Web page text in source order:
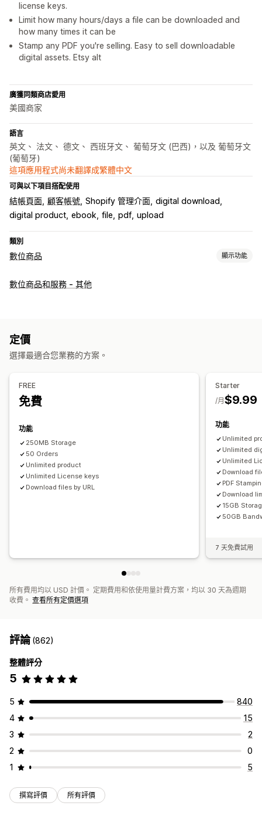
license keys.
Limit how many hours/days a file can be downloaded and
how many times it can be
Stamp any PDF you're selling. Easy to sell downloadable
digital assets. Etsy alt
廣獲同類商店愛用
美國商家
語言
英文、 法文、 德文、 西班牙文、 葡萄牙文 (巴西)，以及 葡萄牙文
(葡萄牙)
這項應用程式尚未翻譯成繁體中文
可與以下項目搭配使用
結帳頁面 顧客帳號 Shopify 管理介面 digital download
digital product ebook file pdf upload
類別
數位商品 顯示功能
產品類型
傳送電子郵件
不限下載次數 分析 SMTP
存取碼
檔案代管
數位商品和服務 - 其他
定價
選擇最適合您業務的方案。
FREE
免費
功能
250MB Storage
50 Orders
Unlimited product
Unlimited License keys
Download files by URL
Starter
$9.99
/月
功能
Unlimited
Unlimited
Unlimited
Download
PDF
Download
15GB
50GB
7 天免費試用
所有費用均以 USD 計價。 定期費用和依使用量計費方案，均以 30 天為週期
收費。 查看所有定價選項
評論(862)
整體評分
5
5
840
4
15
3
2
2
0
1
5
撰寫評價 所有評價